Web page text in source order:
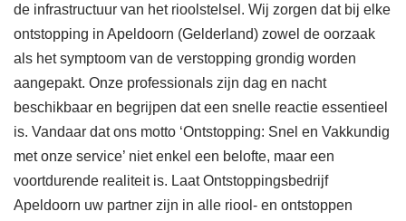
de infrastructuur van het rioolstelsel. Wij zorgen dat bij elke
ontstopping in Apeldoorn (Gelderland) zowel de oorzaak
als het symptoom van de verstopping grondig worden
aangepakt. Onze professionals zijn dag en nacht
beschikbaar en begrijpen dat een snelle reactie essentieel
is. Vandaar dat ons motto ‘Ontstopping: Snel en Vakkundig
met onze service’ niet enkel een belofte, maar een
voortdurende realiteit is. Laat Ontstoppingsbedrijf
Apeldoorn uw partner zijn in alle riool- en ontstoppen